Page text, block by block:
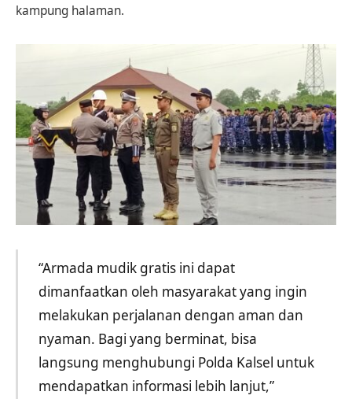
kampung halaman.
“Armada mudik gratis ini dapat
dimanfaatkan oleh masyarakat yang ingin
melakukan perjalanan dengan aman dan
nyaman. Bagi yang berminat, bisa
langsung menghubungi Polda Kalsel untuk
mendapatkan informasi lebih lanjut,”